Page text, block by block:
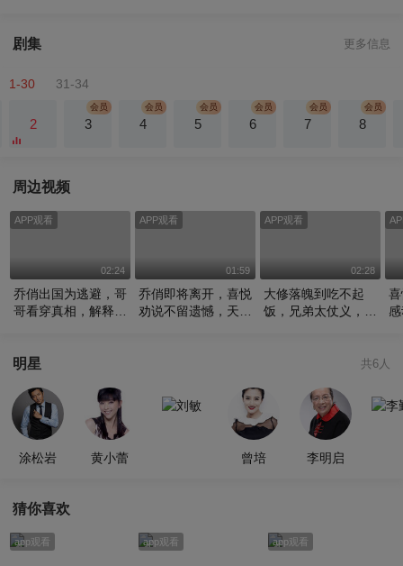
剧集 更多信息
1-30 31-34
2 3 4 5 6 7 8
周边视频
APP观看
02:24
乔俏出国为逃避，哥
哥看穿真相，解释清
APP观看
01:59
乔俏即将离开，喜悦
劝说不留遗憾，天乐
APP观看
02:28
大修落魄到吃不起
饭，兄弟太仗义，竟
明星 共6人
涂松岩 黄小蕾
刘敏
曾培 李明启
李
猜你喜欢
app观看 app观看 app观看